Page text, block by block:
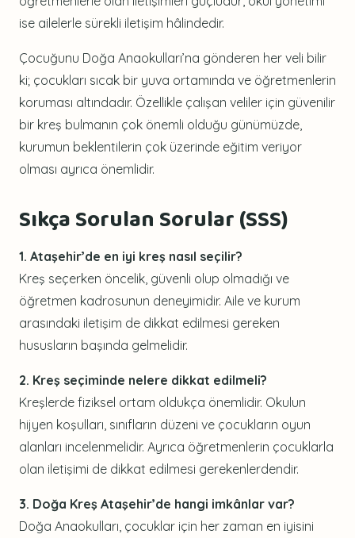
ise ailelerle sürekli iletişim hâlindedir.
Çocuğunu Doğa Anaokulları’na gönderen her veli bilir
ki; çocukları sıcak bir yuva ortamında ve öğretmenlerin
koruması altındadır. Özellikle çalışan veliler için güvenilir
bir kreş bulmanın çok önemli olduğu günümüzde,
kurumun beklentilerin çok üzerinde eğitim veriyor
olması ayrıca önemlidir.
Sıkça Sorulan Sorular (SSS)
1. Ataşehir’de en iyi kreş nasıl seçilir?
Kreş seçerken öncelik, güvenli olup olmadığı ve
öğretmen kadrosunun deneyimidir. Aile ve kurum
arasındaki iletişim de dikkat edilmesi gereken
hususların başında gelmelidir.
2. Kreş seçiminde nelere dikkat edilmeli?
Kreşlerde fiziksel ortam oldukça önemlidir. Okulun
hijyen koşulları, sınıfların düzeni ve çocukların oyun
alanları incelenmelidir. Ayrıca öğretmenlerin çocuklarla
olan iletişimi de dikkat edilmesi gerekenlerdendir.
3. Doğa Kreş Ataşehir’de hangi imkânlar var?
Doğa Anaokulları, çocuklar için her zaman en iyisini